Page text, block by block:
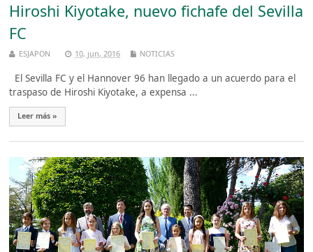
Hiroshi Kiyotake, nuevo fichafe del Sevilla
FC
ESJAPON 10, jun, 2016 NOTICIAS
El Sevilla FC y el Hannover 96 han llegado a un acuerdo para el
traspaso de Hiroshi Kiyotake, a expensa ...
Leer más »